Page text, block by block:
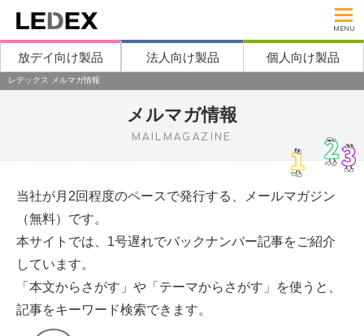
MENU
放デイ向け製品 法人向け製品 個人向け製品
レデックス メルマガ情報
メルマガ情報
MAILMAGAZINE
当社が月2回程度のペースで発行する、メールマガジン
（無料）です。
本サイトでは、1号遅れでバックナンバー記事をご紹介
しています。
「本文からさがす」や「テーマからさがす」を使うと、
記事をキーワード検索できます。